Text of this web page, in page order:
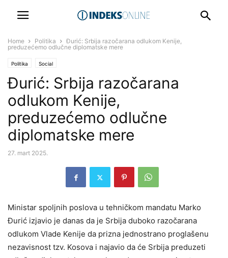
Home Politika
Đurić: Srbija razočarana odlukom Kenije,
preduzećemo odlučne diplomatske mere
Politika Social
Đurić: Srbija razočarana
odlukom Kenije,
preduzećemo odlučne
diplomatske mere
27. mart 2025.
Ministar spoljnih poslova u tehničkom mandatu Marko
Đurić izjavio je danas da je Srbija duboko razočarana
odlukom Vlade Kenije da prizna jednostrano proglašenu
nezavisnost tzv. Kosova i najavio da će Srbija preduzeti